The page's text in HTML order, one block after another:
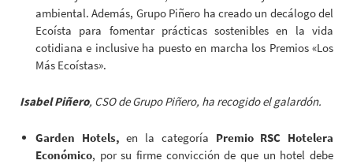
ambiental. Además, Grupo Piñero ha creado un decálogo del
Ecoísta para fomentar prácticas sostenibles en la vida
cotidiana e inclusive ha puesto en marcha los Premios «Los
Más Ecoístas».
Isabel Piñero, CSO de Grupo Piñero, ha recogido el galardón.
Garden Hotels,en la categoría Premio RSC Hotelera
Económico, por su firme convicción de que un hotel debe